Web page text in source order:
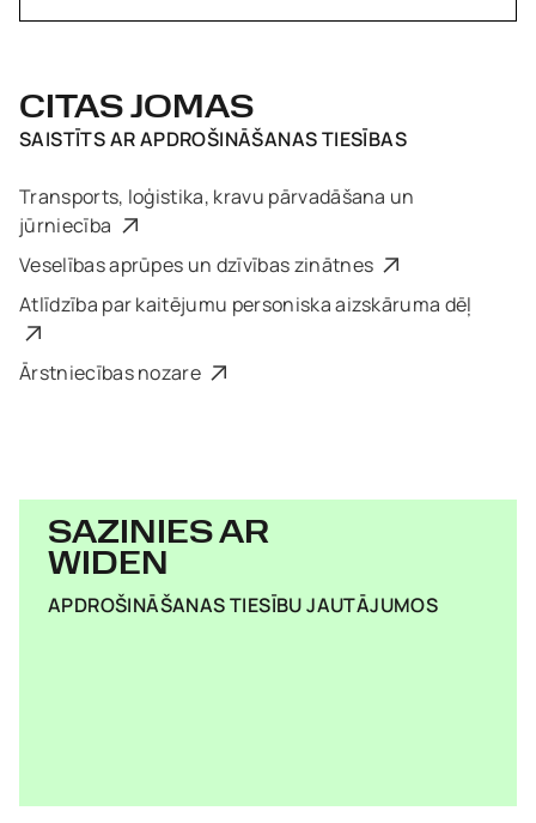
CITAS JOMAS
SAISTĪTS ARAPDROŠINĀŠANAS TIESĪBAS
Transports, loģistika, kravu pārvadāšana un
jūrniecība
Veselības aprūpes un dzīvības zinātnes
Atlīdzība par kaitējumu personiska aizskāruma dēļ
Ārstniecības nozare
SAZINIES AR
WIDEN
APDROŠINĀŠANAS TIESĪBU JAUTĀJUMOS